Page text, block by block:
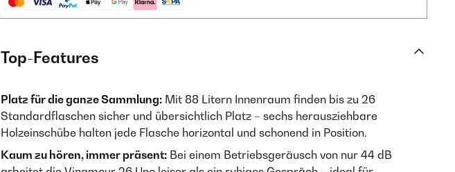
Top-Features
Platz für die ganze Sammlung: Mit 88 Litern Innenraum finden bis zu 26
Standardflaschen sicher und übersichtlich Platz – sechs herausziehbare
Holzeinschübe halten jede Flasche horizontal und schonend in Position.
Kaum zu hören, immer präsent: Bei einem Betriebsgeräusch von nur 44 dB